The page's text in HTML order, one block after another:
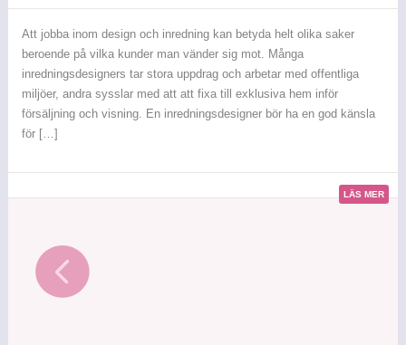
design
och
Att jobba inom design och inredning kan betyda helt olika saker
beroende på vilka kunder man vänder sig mot. Många
inredningsdesigners tar stora uppdrag och arbetar med offentliga
miljöer, andra sysslar med att att fixa till exklusiva hem inför
försäljning och visning. En inredningsdesigner bör ha en god känsla
för […]
LÄS MER